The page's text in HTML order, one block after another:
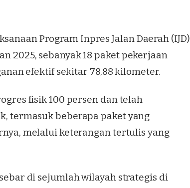
Program Inpres Jalan Daerah (IJD)
2025, sebanyak 18 paket pekerjaan
efektif sekitar 78,88 kilometer.
fisik 100 persen dan telah
termasuk beberapa paket yang
melalui keterangan tertulis yang
di sejumlah wilayah strategis di